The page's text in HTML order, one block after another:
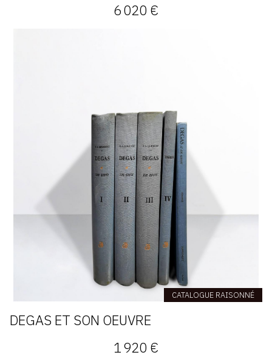
6 020 €
CATALOGUE RAISONNÉ
DEGAS ET SON OEUVRE
1 920 €